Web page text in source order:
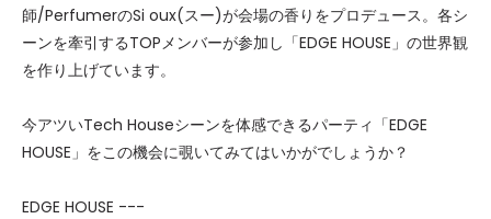
師/PerfumerのSi oux(スー)が会場の香りをプロデュース。各シ
ーンを牽引するTOPメンバーが参加し「EDGE HOUSE」の世界観
を作り上げています。
今アツいTech Houseシーンを体感できるパーティ「EDGE
HOUSE」をこの機会に覗いてみてはいかがでしょうか？
EDGE HOUSE ---